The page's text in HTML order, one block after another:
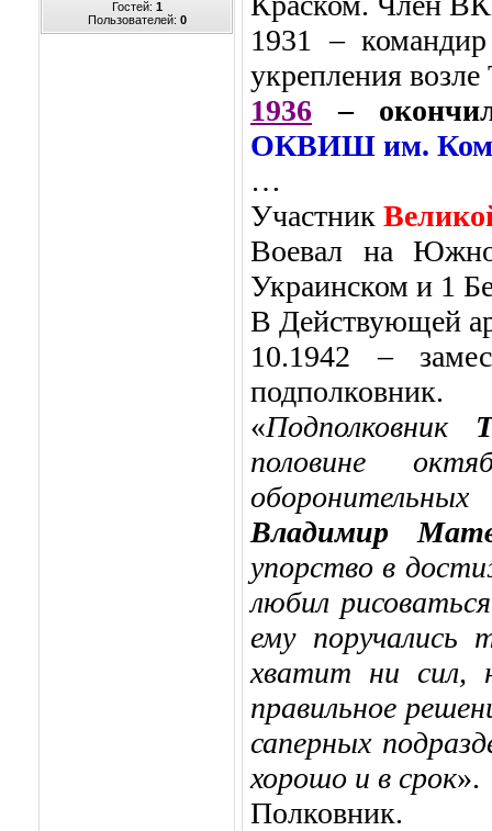
Гостей: 1
Пользователей: 0
1931 –
укрепления возле
1936 –
ОКВИШ им.
…
Участник
Воевал на
Украинском и 1
В Действующей
10.1942 –
подполковник.
«Подполковник
половине
Владимир
упорство в
любил
ему поручались
хватит ни сил,
правильное
саперных
хорошо и в срок».
Полковник.